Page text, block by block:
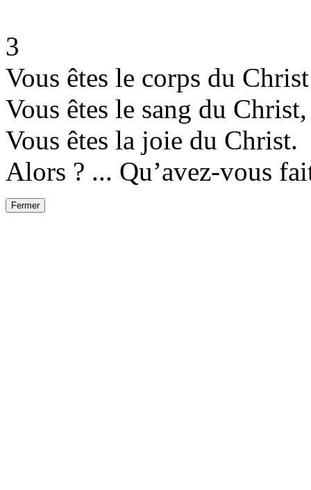
3
Vous êtes le corps du Christ
Vous êtes le sang du Christ,
Vous êtes la joie du Christ.
Alors ? ... Qu’avez-vous
Fermer